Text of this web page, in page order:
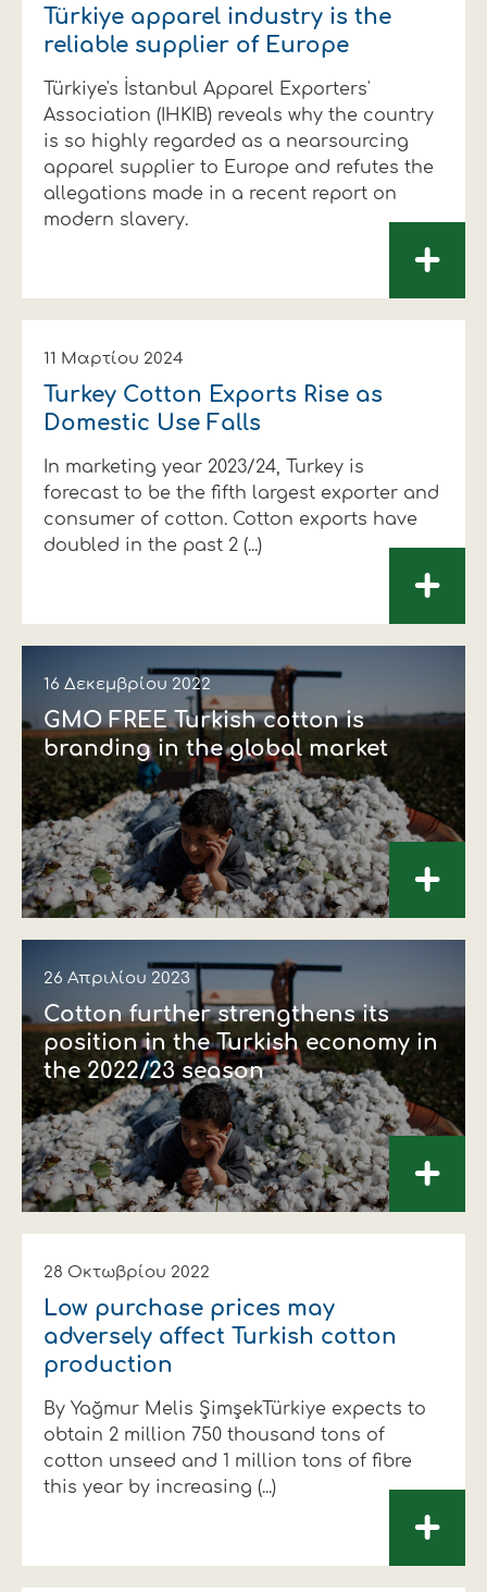
Türkiye apparel industry is the
reliable supplier of Europe
Türkiye's İstanbul Apparel Exporters'
Association (IHKIB) reveals why the country
is so highly regarded as a nearsourcing
apparel supplier to Europe and refutes the
allegations made in a recent report on
modern slavery.
+
11 Μαρτίου 2024
Turkey Cotton Exports Rise as
Domestic Use Falls
In marketing year 2023/24, Turkey is
forecast to be the fifth largest exporter and
consumer of cotton. Cotton exports have
doubled in the past 2 (...)
+
16 Δεκεμβρίου 2022
GMO FREE Turkish cotton is
branding in the global market
+
26 Απριλίου 2023
Cotton further strengthens its
position in the Turkish economy in
the 2022/23 season
+
28 Οκτωβρίου 2022
Low purchase prices may
adversely affect Turkish cotton
production
By Yağmur Melis ŞimşekTürkiye expects to
obtain 2 million 750 thousand tons of
cotton unseed and 1 million tons of fibre
this year by increasing (...)
+